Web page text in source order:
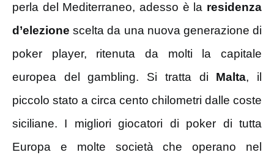
perla del Mediterraneo, adesso è la residenza
d’elezione scelta da una nuova generazione di
poker player, ritenuta da molti la capitale
europea del gambling. Si tratta di Malta, il
piccolo stato a circa cento chilometri dalle coste
siciliane. I migliori giocatori di poker di tutta
Europa e molte società che operano nel